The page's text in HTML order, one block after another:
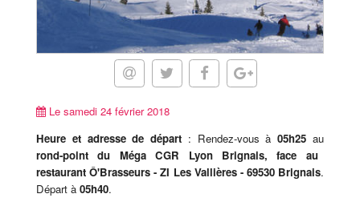
Le samedi 24 février 2018
Heure et adresse de départ : Rendez-vous à05h25 au
rond-point du Méga CGR Lyon Brignais, face au
restaurant Ô'Brasseurs - ZI Les Vallières - 69530 Brignais.
Départ à 05h40.